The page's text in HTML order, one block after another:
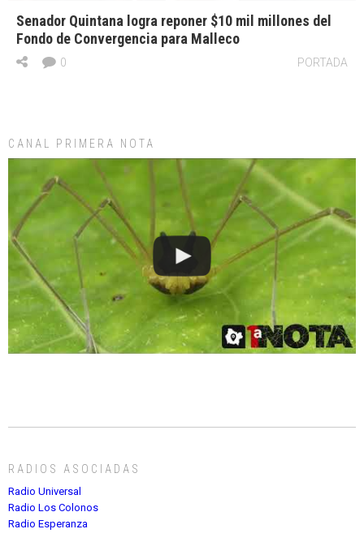
Senador Quintana logra reponer $10 mil millones del
Fondo de Convergencia para Malleco
PORTADA
0
CANAL PRIMERA NOTA
RADIOS ASOCIADAS
Radio Universal
Radio Los Colonos
Radio Esperanza